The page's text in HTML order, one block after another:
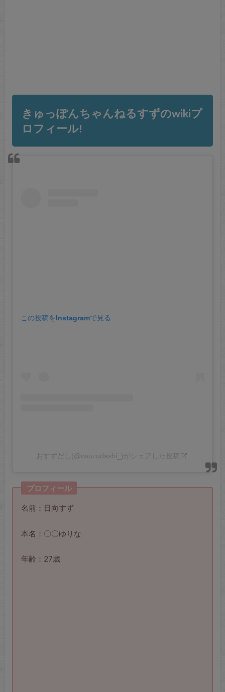
きゅっぽんちゃんねるすずのwikiプ
ロフィール!
この投稿をInstagramで見る
おすずだし(@osuzudashi_)がシェアした投稿
プロフィール
名前：日向すず
本名：〇〇ゆりな
年齢：27歳